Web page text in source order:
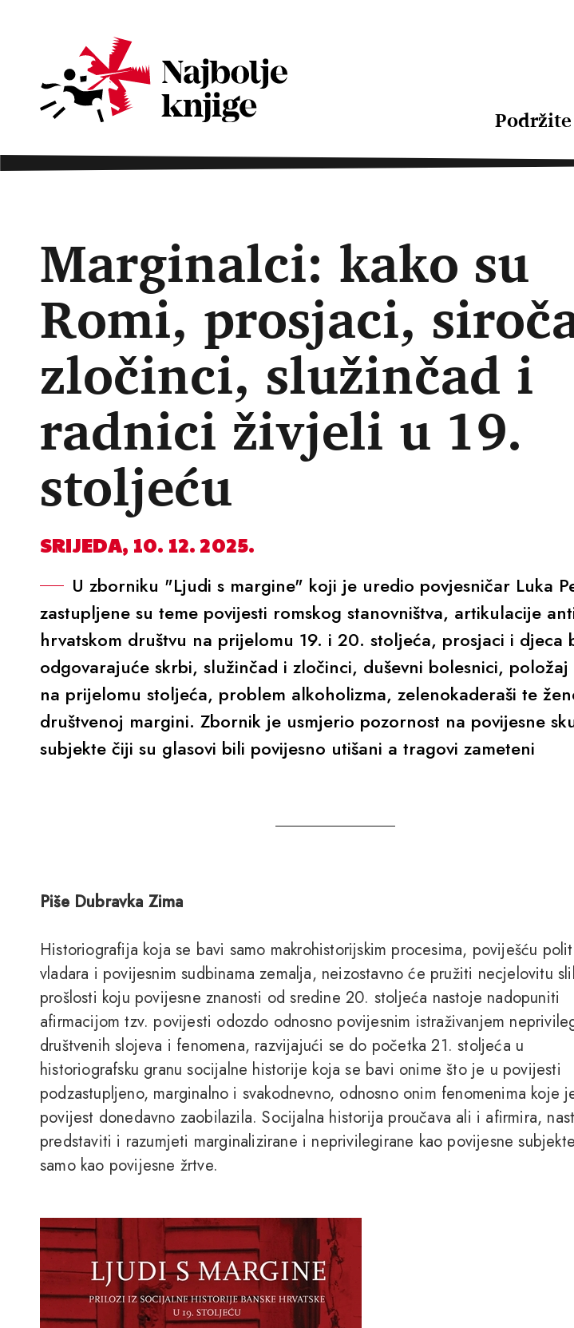
Marginalci: kako su
Romi, prosjaci,
zločinci, služinčad i
radnici živjeli u 19.
stoljeću
SRIJEDA, 10. 12. 2025.
U zborniku "Ljudi s margine" koji je uredio povjesničar Luka
zastupljene su teme povijesti romskog stanovništva, artikulacije
hrvatskom društvu na prijelomu 19. i 20. stoljeća, prosjaci i djeca
odgovarajuće skrbi, služinčad i zločinci, duševni bolesnici, položaj
na prijelomu stoljeća, problem alkoholizma, zelenokaderaši te
društvenoj margini. Zbornik je usmjerio pozornost na povijesne
subjekte čiji su glasovi bili povijesno utišani a tragovi zameteni
Piše Dubravka Zima
Historiografija koja se bavi samo makrohistorijskim procesima, poviješću
vladara i povijesnim sudbinama zemalja, neizostavno će pružiti necjelovitu
prošlosti koju povijesne znanosti od sredine 20. stoljeća nastoje nadopuniti
afirmacijom tzv. povijesti odozdo odnosno povijesnim istraživanjem
društvenih slojeva i fenomena, razvijajući se do početka 21. stoljeća u
historiografsku granu socijalne historije koja se bavi onime što je u povijesti
podzastupljeno, marginalno i svakodnevno, odnosno onim fenomenima koje
povijest donedavno zaobilazila. Socijalna historija proučava ali i afirmira,
predstaviti i razumjeti marginalizirane i neprivilegirane kao povijesne
samo kao povijesne žrtve.